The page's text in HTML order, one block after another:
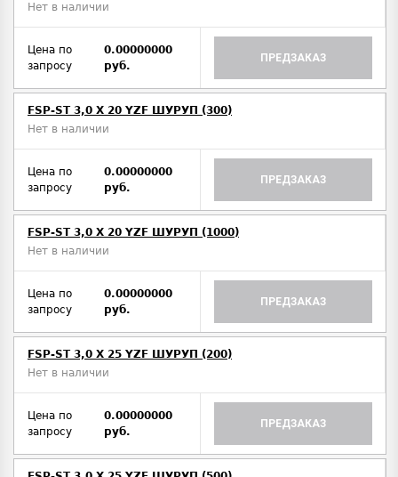
Нет в наличии
Цена по
запросу
0.00000000
руб.
ПРЕДЗАКАЗ
FSP-ST 3,0 X 20 YZF ШУРУП (300)
Нет в наличии
Цена по
запросу
0.00000000
руб.
ПРЕДЗАКАЗ
FSP-ST 3,0 X 20 YZF ШУРУП (1000)
Нет в наличии
Цена по
запросу
0.00000000
руб.
ПРЕДЗАКАЗ
FSP-ST 3,0 X 25 YZF ШУРУП (200)
Нет в наличии
Цена по
запросу
0.00000000
руб.
ПРЕДЗАКАЗ